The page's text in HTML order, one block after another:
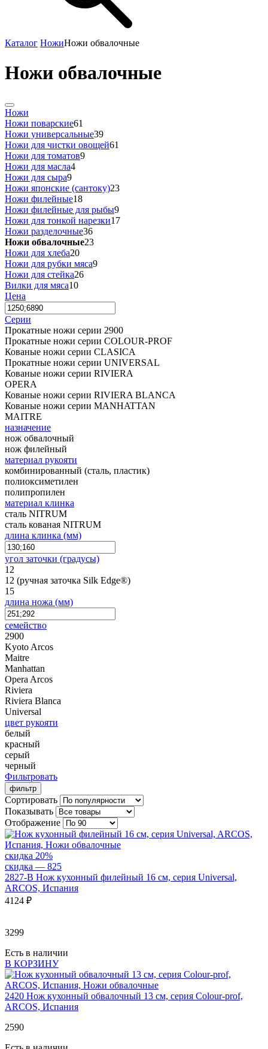
Каталог НожиНожи обвалочные
Ножи обвалочные
Ножи
Ножи поварские61
Ножи универсальные39
Ножи для чистки овощей61
Ножи для томатов9
Ножи для масла4
Ножи для сыра9
Ножи японские (сантоку)23
Ножи филейные18
Ножи филейные для рыбы9
Ножи для тонкой нарезки17
Ножи разделочные36
Ножи обвалочные23
Ножи для хлеба20
Ножи для рубки мяса9
Ножи для стейка26
Вилки для мяса10
Цена
Серии
Прокатные ножи серии 2900
Прокатные ножи серии COLOUR-PROF
Кованые ножи серии CLASICA
Прокатные ножи серии UNIVERSAL
Кованые ножи серии RIVIERA
OPERA
Кованые ножи серии RIVIERA BLANCA
Кованые ножи серии MANHATTAN
MAITRE
назначение
нож обвалочный
нож филейный
материал рукояти
комбинированный (сталь, пластик)
полиоксиметилен
полипропилен
материал клинка
сталь NITRUM
сталь кованая NITRUM
длина клинка (мм)
угол заточки (градусы)
12
12 (ручная заточка Silk Edge®)
15
длина ножа (мм)
семейство
2900
Kyoto Arcos
Maitre
Manhattan
Opera Arcos
Riviera
Riviera Blanca
Universal
цвет рукояти
белый
красный
серый
черный
Фильтровать
фильтр
Сортировать
Показывать
Отображение
скидка 20%
скидка — 825
2827-B Нож кухонный филейный 16 см, серия Universal,
ARCOS, Испания
4124 ₽
3299
Есть в наличии
В КОРЗИНУ
2420 Нож кухонный обвалочный 13 см, серия Colour-prof,
ARCOS, Испания
2590